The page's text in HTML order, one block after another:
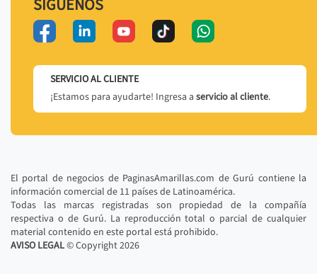
SÍGUENOS
SERVICIO AL CLIENTE
¡Estamos para ayudarte! Ingresa a servicio al cliente.
El portal de negocios de PaginasAmarillas.com de Gurú contiene la
información comercial de 11 países de Latinoamérica.
Todas las marcas registradas son propiedad de la compañía
respectiva o de Gurú. La reproducción total o parcial de cualquier
material contenido en este portal está prohibido.
AVISO LEGAL© Copyright2026